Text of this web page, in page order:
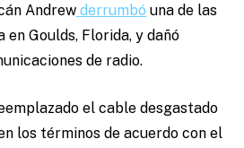
Andrew derrumbó una de las
en Goulds, Florida, y dañó
de radio.
el cable desgastado
los términos de acuerdo con el